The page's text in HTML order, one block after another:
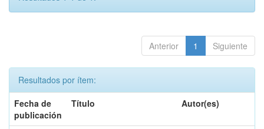
Anterior 1 Siguiente
Resultados por ítem:
Fecha de
publicación
Título Autor(es)